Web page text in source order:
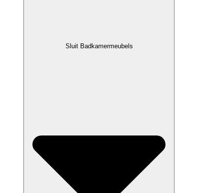
Sluit Badkamermeubels